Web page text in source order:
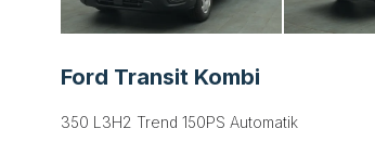
Ford Transit Kombi
350 L3H2 Trend 150PS Automatik